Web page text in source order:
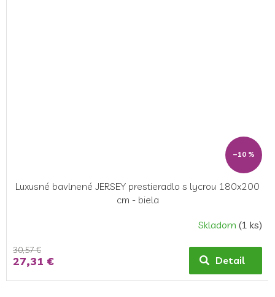
–10 %
Luxusné bavlnené JERSEY prestieradlo s lycrou 180x200
cm - biela
Skladom (1 ks)
30,57 €
27,31 € Detail